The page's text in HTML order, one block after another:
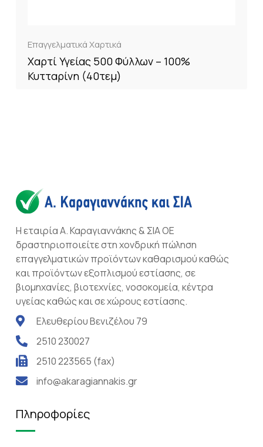
Επαγγελματικά Χαρτικά
Χαρτί Υγείας 500 Φύλλων – 100%
Κυτταρίνη (40τεμ)
Η εταιρία Α. Καραγιαννάκης & ΣΙΑ ΟΕ
δραστηριοποιείτε στη χονδρική πώληση
επαγγελματικών προϊόντων καθαρισμού καθώς
και προϊόντων εξοπλισμού εστίασης, σε
βιομηχανίες, βιοτεχνίες, νοσοκομεία, κέντρα
υγείας καθώς και σε χώρους εστίασης.
Ελευθερίου Βενιζέλου 79
2510 230027
2510 223565 (fax)
info@akaragiannakis.gr
Πληροφορίες